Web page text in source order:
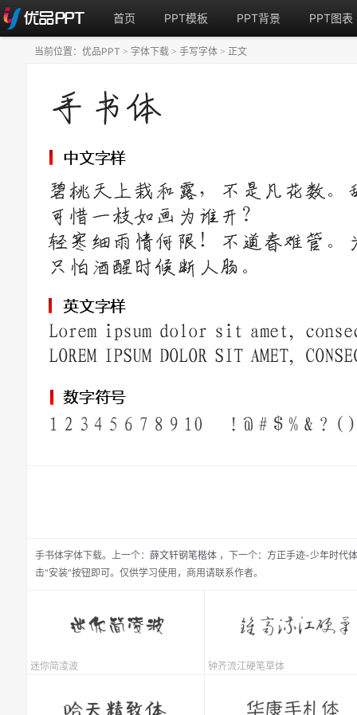
首页 PPT模板 PPT背景 PPT图表
手书体字体下载。 上一个： 薛文轩钢笔楷体 ， 下一个： 方正手迹-少年时代体
击“安装”按钮即可。仅供学习使用，商用请联系作者。
当前位置： 优品PPT > 字体下载 > 手写字体 > 正文
迷你简凌波 钟齐流江硬笔草体